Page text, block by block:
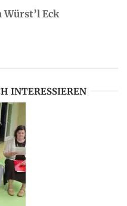
Eck
INTERESSIEREN